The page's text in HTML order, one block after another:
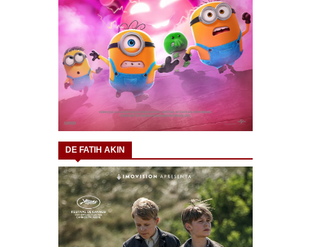
DE FATIH AKIN